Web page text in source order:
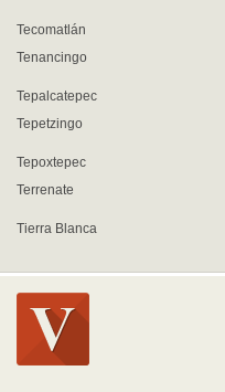
Tecomatlán
Tenancingo
Tepalcatepec
Tepetzingo
Tepoxtepec
Terrenate
Tierra Blanca